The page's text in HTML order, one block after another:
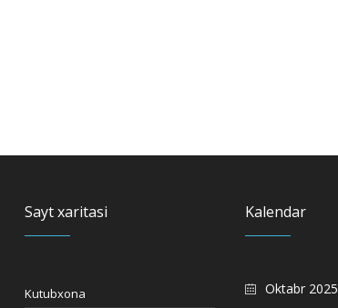
Sayt xaritasi
Kutubxona
Kalendar
Oktabr 2025